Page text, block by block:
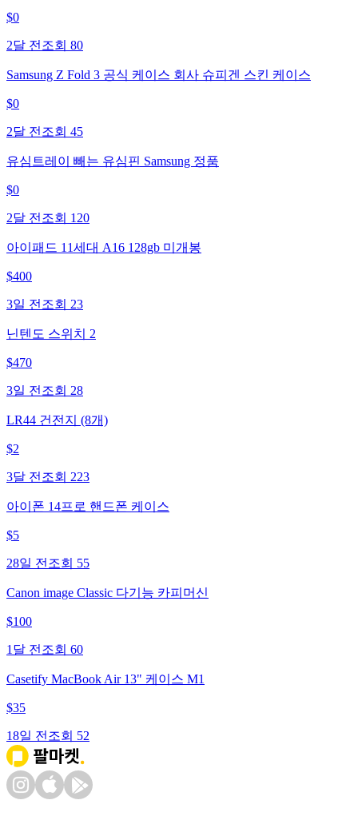
$0
2달 전 조회 80
Samsung Z Fold 3 공식 케이스 회사 슈피겐 스킨 케이스
$0
2달 전 조회 45
유심트레이 빼는 유심핀 Samsung 정품
$0
2달 전 조회 120
아이패드 11세대 A16 128gb 미개봉
$400
3일 전 조회 23
닌텐도 스위치 2
$470
3일 전 조회 28
LR44 건전지 (8개)
$2
3달 전 조회 223
아이폰 14프로 핸드폰 케이스
$5
28일 전 조회 55
Canon image Classic 다기능 카피머신
$100
1달 전 조회 60
Casetify MacBook Air 13" 케이스 M1
$35
18일 전 조회 52